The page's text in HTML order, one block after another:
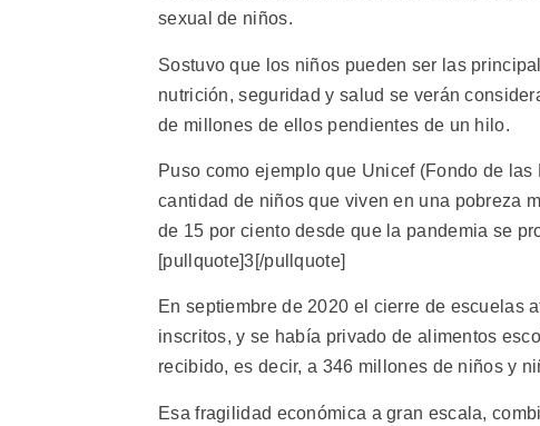
sexual de niños.
Sostuvo que los niños pueden ser las
nutrición, seguridad y salud se verán
de millones de ellos pendientes de un hilo.
Puso como ejemplo que Unicef (Fondo de
cantidad de niños que viven en una pobreza
de 15 por ciento desde que la pandemia se
[pullquote]3[/pullquote]
En septiembre de 2020 el cierre de escuelas
inscritos, y se había privado de alimentos
recibido, es decir, a 346 millones de niños y
Esa fragilidad económica a gran escala,